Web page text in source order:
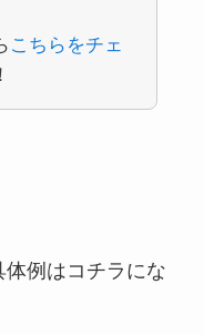
こちらをチェ
例はコチラにな